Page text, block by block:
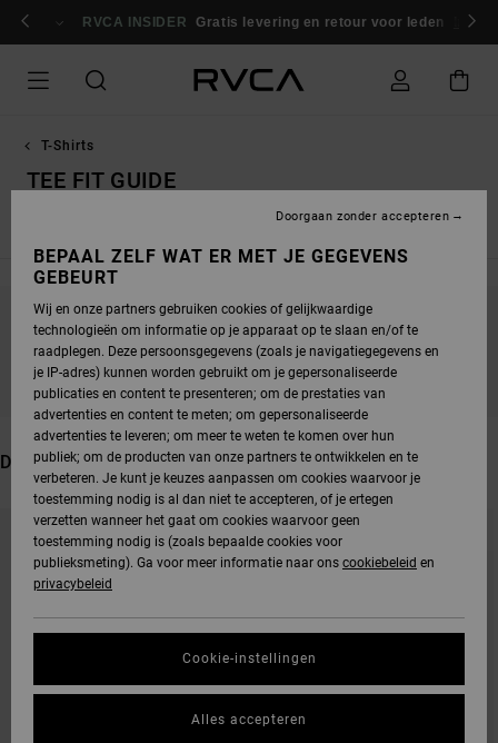
NAAR
RVCA INSIDER Gratis levering en retour voor leden
T-Shirts
TEE FIT GUIDE
BLIJF IN DE BUURT, DE PRODUCTEN ZIJN
BINNENKORT WEER VERKRIJGBAAR
DIT VIND JE MISSCHIEN OOK LEUK
OVERSLAAN
NAAR
NAAR
SORTEREN
BEPAAL ZELF WAT ER MET JE GEGEVENS
GEBEURT
Wij en onze partners gebruiken cookies of gelijkwaardige
technologieën om informatie op je apparaat op te slaan en/of te
raadplegen. Deze persoonsgegevens (zoals je navigatiegegevens en
je IP-adres) kunnen worden gebruikt om je gepersonaliseerde
publicaties en content te presenteren; om de prestaties van
advertenties en content te meten; om gepersonaliseerde
advertenties te leveren; om meer te weten te komen over hun
publiek; om de producten van onze partners te ontwikkelen en te
verbeteren. Je kunt je keuzes aanpassen om cookies waarvoor je
toestemming nodig is al dan niet te accepteren, of je ertegen
verzetten wanneer het gaat om cookies waarvoor geen
toestemming nodig is (zoals bepaalde cookies voor
publieksmeting). Ga voor meer informatie naar ons cookiebeleid en
privacybeleid
Cookie-instellingen
Doorgaan zonder accepteren
Alles accepteren